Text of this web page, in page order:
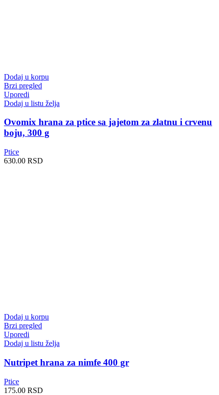
Dodaj u korpu
Brzi pregled
Uporedi
Dodaj u listu želja
Ovomix hrana za ptice sa jajetom za zlatnu i crvenu
boju, 300 g
Ptice
630.00 RSD
Dodaj u korpu
Brzi pregled
Uporedi
Dodaj u listu želja
Nutripet hrana za nimfe 400 gr
Ptice
175.00 RSD